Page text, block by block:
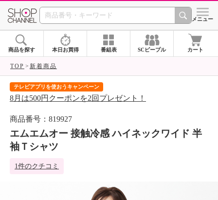
SHOP CHANNEL シメニュー
商品を探す 本日お買得 番組表 SCピープル カート
TOP 新着商品
テレビアプリを使おうキャンペーン
8月は500円クーポンを2回プレゼント！
商品番号：819927
エムエムオー 接触冷感 ハイネックワイド 半
袖Ｔシャツ
1件のクチコミ